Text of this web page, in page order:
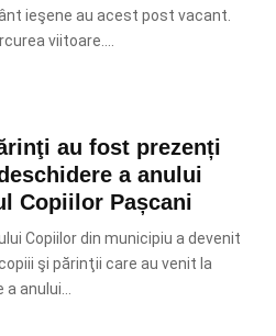
ieşene au acest post vacant.
viitoare....
au fost prezenți
a anului
Copiilor Pașcani
Copiilor din municipiu a devenit
şi părinţii care au venit la
anului...